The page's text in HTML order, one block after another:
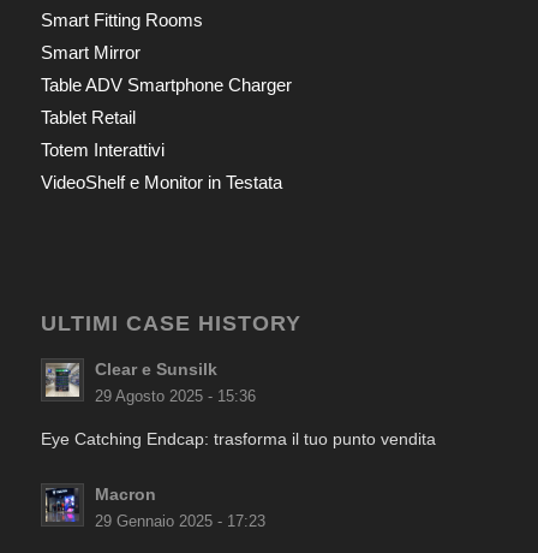
Smart Fitting Rooms
Smart Mirror
Table ADV Smartphone Charger
Tablet Retail
Totem Interattivi
VideoShelf e Monitor in Testata
ULTIMI CASE HISTORY
Clear e Sunsilk
29 Agosto 2025 - 15:36
Eye Catching Endcap: trasforma il tuo punto vendita
Macron
29 Gennaio 2025 - 17:23